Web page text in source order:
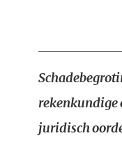
rekenkundige
juridisch